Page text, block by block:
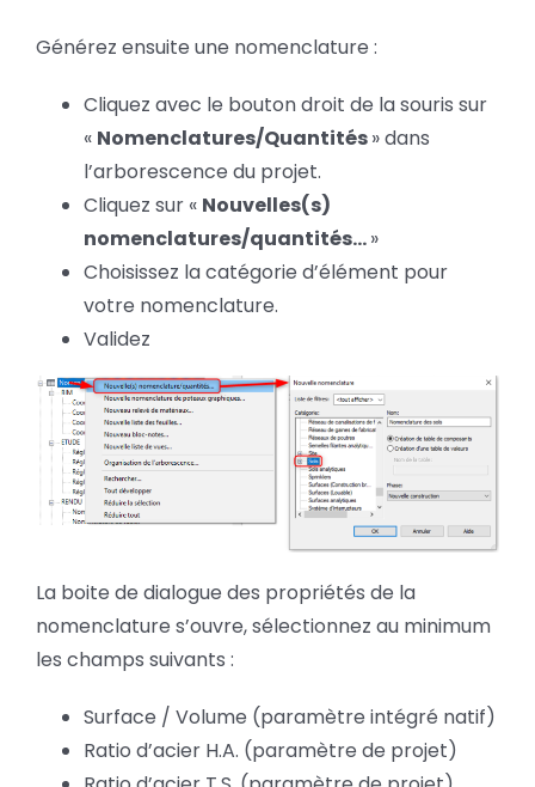
Générez ensuite une nomenclature :
Cliquez avec le bouton droit de la souris sur
« Nomenclatures/Quantités» dans
l’arborescence du projet.
Cliquez sur « Nouvelles(s)
nomenclatures/quantités…»
Choisissez la catégorie d’élément pour
votre nomenclature.
Validez
La boite de dialogue des propriétés de la
nomenclature s’ouvre, sélectionnez au minimum
les champs suivants :
Surface / Volume (paramètre intégré natif)
Ratio d’acier H.A. (paramètre de projet)